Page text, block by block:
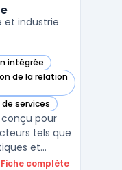
les entre ...
et industrie
intégrée
catégorie
de la relation
catégorie
de services
catégorie
conçu pour
tels que
et
les
Fiche complète